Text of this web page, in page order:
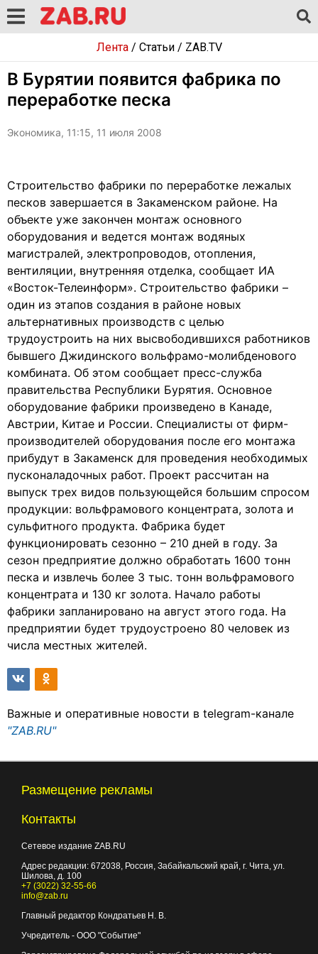
Лента/ Статьи/ ZAB.TV
В Бурятии появится фабрика по
переработке песка
Экономика, 11:15, 11 июля 2008
Строительство фабрики по переработке лежалых
песков завершается в Закаменском районе. На
объекте уже закончен монтаж основного
оборудования и ведется монтаж водяных
магистралей, электропроводов, отопления,
вентиляции, внутренняя отделка, сообщает ИА
«Восток-Телеинформ». Строительство фабрики –
один из этапов создания в районе новых
альтернативных производств с целью
трудоустроить на них высвободившихся работников
бывшего Джидинского вольфрамо-молибденового
комбината. Об этом сообщает пресс-служба
правительства Республики Бурятия. Основное
оборудование фабрики произведено в Канаде,
Австрии, Китае и России. Специалисты от фирм-
производителей оборудования после его монтажа
прибудут в Закаменск для проведения необходимых
пусконаладочных работ. Проект рассчитан на
выпуск трех видов пользующейся большим спросом
продукции: вольфрамового концентрата, золота и
сульфитного продукта. Фабрика будет
функционировать сезонно – 210 дней в году. За
сезон предприятие должно обработать 1600 тонн
песка и извлечь более 3 тыс. тонн вольфрамового
концентрата и 130 кг золота. Начало работы
фабрики запланировано на август этого года. На
предприятии будет трудоустроено 80 человек из
числа местных жителей.
Важные и оперативные новости в telegram-канале
"ZAB.RU"
Размещение рекламы
Контакты
Сетевое издание ZAB.RU
Адрес редакции: 672038, Россия, Забайкальский край, г. Чита, ул.
Шилова, д. 100
+7 (3022) 32-55-66
info@zab.ru
Главный редактор Кондратьев Н. В.
Учредитель - ООО "Событие"